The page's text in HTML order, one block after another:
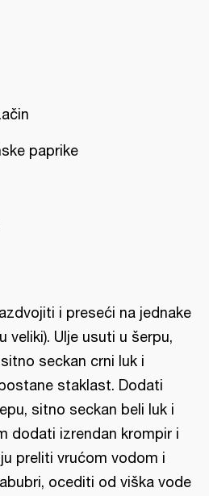
paprike
i preseći na jednake
veliki). Ulje usuti u šerpu,
seckan crni luk i
staklast. Dodati
sitno seckan beli luk i
dodati izrendan krompir i
preliti vrućom vodom i
ocediti od viška vode